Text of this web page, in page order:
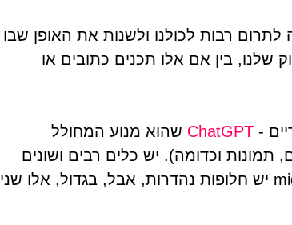
רבות לכולנו ולשנות את האופן שבו
שלנו, בין אם אלו תכנים כתובים או
-
ChatGPT שהוא מנוע המחולל
תמונות וכדומה). יש כלים רבים ושונים
(כולל כלים ליצירת סרטונים, מוזיקה ועוד) ולצד ChatGPT ו-midj יש חלופות נהדרות, אבל, בגדול, אלו שני